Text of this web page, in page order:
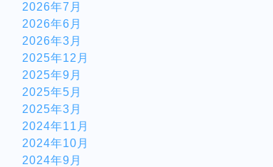
2026年7月
2026年6月
2026年3月
2025年12月
2025年9月
2025年5月
2025年3月
2024年11月
2024年10月
2024年9月